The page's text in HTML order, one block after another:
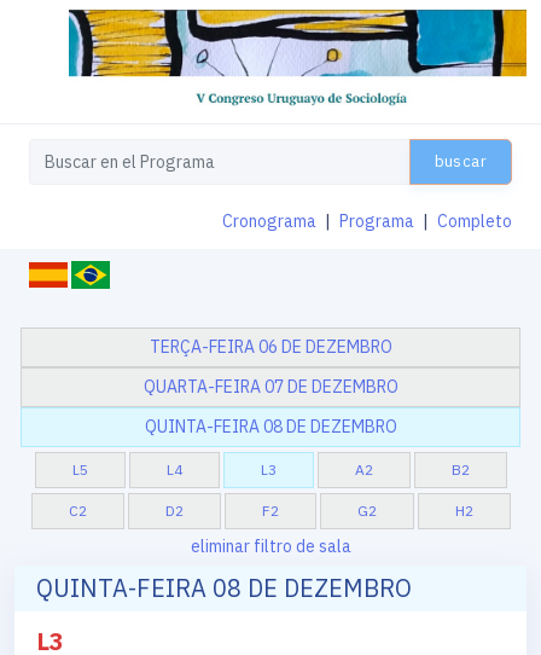
buscar
Cronograma | Programa | Completo
TERÇA-FEIRA 06 DE DEZEMBRO
QUARTA-FEIRA 07 DE DEZEMBRO
QUINTA-FEIRA 08 DE DEZEMBRO
L5 L4 L3 A2 B2
C2 D2 F2 G2 H2
eliminar filtro de sala
QUINTA-FEIRA 08 DE DEZEMBRO
L3